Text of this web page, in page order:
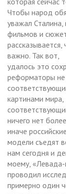
Чтобы народ
уважал
фильмов и
важно. Так вот,
удалось это
реформаторы не
картинами мира,
ничего нет
иначе
модели съедят
нам сегодня и
моему, «Левада-
проводил
примерно один